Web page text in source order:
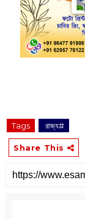
Tags ‌ রাজ্য#
Share This